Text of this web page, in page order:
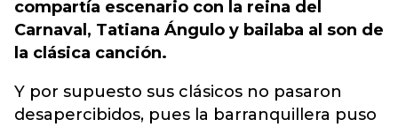
compartía escenario con la reina del
Carnaval, Tatiana Ángulo y bailaba al son de
la clásica canción.
Y por supuesto sus clásicos no pasaron
desapercibidos, pues la barranquillera puso